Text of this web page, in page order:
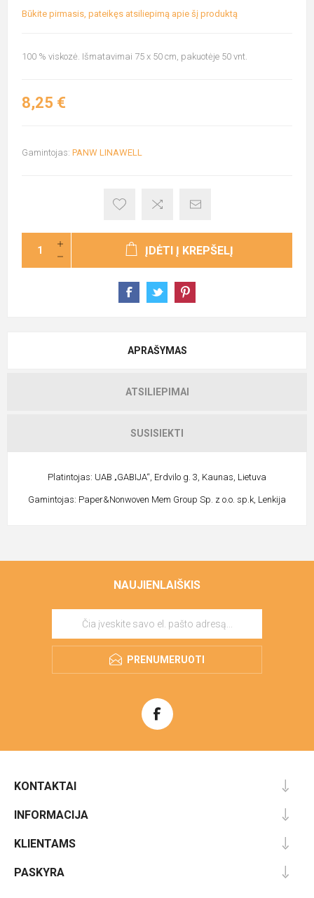
Būkite pirmasis, pateikęs atsiliepimą apie šį produktą
100 % viskozė. Išmatavimai 75 x 50 cm, pakuotėje 50 vnt.
8,25 €
Gamintojas: PANW LINAWELL
ĮDĖTI Į KREPŠELĮ
APRAŠYMAS
ATSILIEPIMAI
SUSISIEKTI
Platintojas: UAB „GABIJA“, Erdvilo g. 3, Kaunas, Lietuva
Gamintojas: Paper&Nonwoven Mem Group Sp. z o.o. sp.k, Lenkija
NAUJIENLAIŠKIS
PRENUMERUOTI
KONTAKTAI
INFORMACIJA
KLIENTAMS
PASKYRA